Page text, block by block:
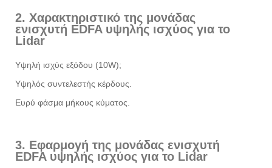
2. Χαρακτηριστικό της μονάδας
ενισχυτή EDFA υψηλής ισχύος για το
Lidar
Υψηλή ισχύς εξόδου (10W);
Υψηλός συντελεστής κέρδους.
Ευρύ φάσμα μήκους κύματος.
3. Εφαρμογή της μονάδας ενισχυτή
EDFA υψηλής ισχύος για το Lidar